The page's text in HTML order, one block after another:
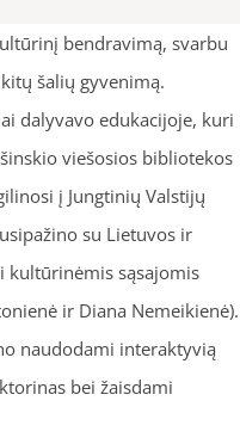
bendravimą, svarbu
šalių gyvenimą.
dalyvavo edukacijoje, kuri
viešosios bibliotekos
į Jungtinių Valstijų
su Lietuvos ir
kultūrinėmis sąsajomis
ir Diana Nemeikienė).
naudodami interaktyvią
bei žaisdami